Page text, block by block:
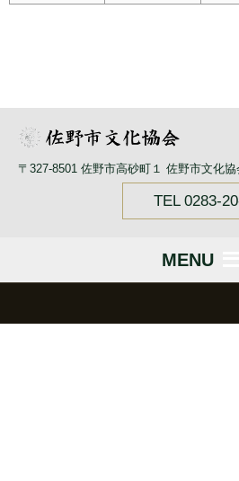
〒327-8501 佐野市高砂町１ 佐野市文化協
TEL 0283-
MENU